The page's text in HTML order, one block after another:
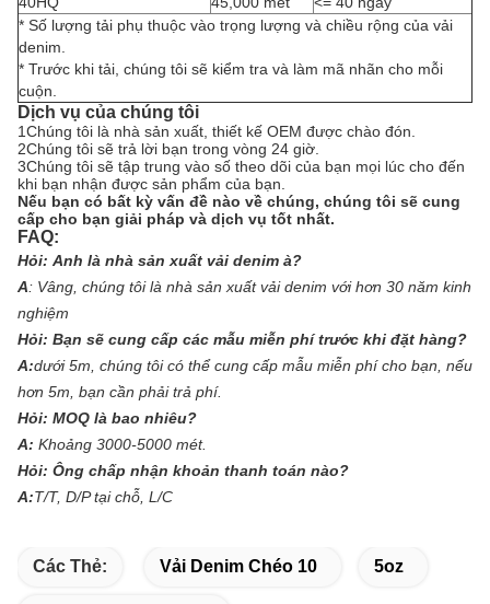
* Số lượng tải phụ thuộc vào trọng lượng và chiều rộng của vải
denim.
* Trước khi tải, chúng tôi sẽ kiểm tra và làm mã nhãn cho mỗi
cuộn.
Dịch vụ của chúng tôi
1Chúng tôi là nhà sản xuất, thiết kế OEM được chào đón.
2Chúng tôi sẽ trả lời bạn trong vòng 24 giờ.
3Chúng tôi sẽ tập trung vào số theo dõi của bạn mọi lúc cho đến
khi bạn nhận được sản phẩm của bạn.
Nếu bạn có bất kỳ vấn đề nào về chúng, chúng tôi sẽ cung
cấp cho bạn giải pháp và dịch vụ tốt nhất.
FAQ:
Hỏi: Anh là nhà sản xuất vải denim à?
A: Vâng, chúng tôi là nhà sản xuất vải denim với hơn 30 năm kinh
nghiệm
Hỏi: Bạn sẽ cung cấp các mẫu miễn phí trước khi đặt hàng?
A:dưới 5m, chúng tôi có thể cung cấp mẫu miễn phí cho bạn, nếu
hơn 5m, bạn cần phải trả phí.
Hỏi: MOQ là bao nhiêu?
A: Khoảng 3000-5000 mét.
Hỏi: Ông chấp nhận khoản thanh toán nào?
A:T/T, D/P tại chỗ, L/C
Các Thẻ: Vải Denim Chéo 10 5oz